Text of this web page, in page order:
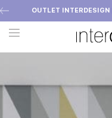
OUTLET INTERDESIGN